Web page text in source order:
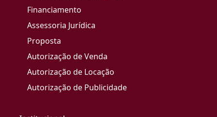
Financiamento
Assessoria Jurídica
Proposta
Autorização de Venda
Autorização de Locação
Autorização de Publicidade